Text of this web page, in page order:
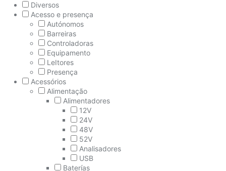
Diversos
Acesso e presença
Autónomos
Barreiras
Controladoras
Equipamento
LeItores
Presença
Acessórios
Alimentação
Alimentadores
12V
24V
48V
52V
Analisadores
USB
Baterías